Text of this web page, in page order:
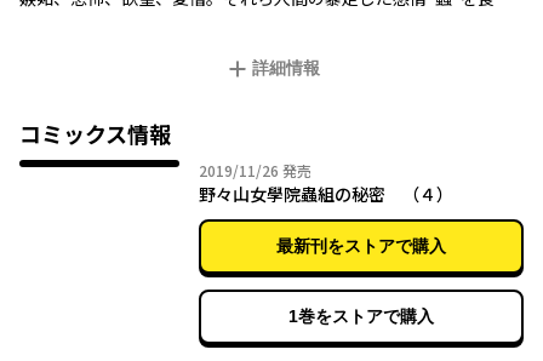
詳細情報
コミックス情報
2019/11/26 2019年11月26日
発売
野々山女學院蟲組の秘密 （４）
最新刊をストアで購入
1巻をストアで購入